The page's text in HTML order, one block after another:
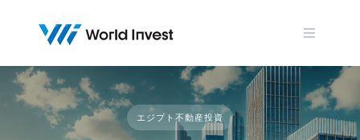
エジプト不動産投資